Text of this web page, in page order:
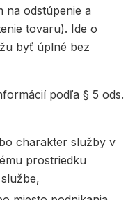
odstúpenie a
tovaru). Ide o
byť úplné bez
podľa § 5 ods.
charakter služby v
prostriedku